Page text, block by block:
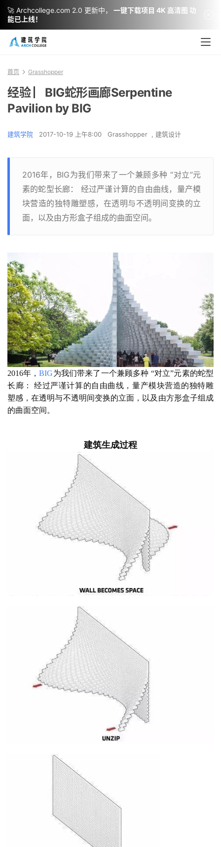
首页 Grasshopper
经验 ▏BIG蛇形画廊Serpentine
Pavilion by BIG
建筑学院 2017-10-19 上午8:00 Grasshopper , 建筑设计
2016年，BIG为我们带来了一个兼顾多种 “对立”元
素的蛇型长廊： 经过严谨计算的自由曲线，量产模
块营造的独特雕塑感，在透明与不透明间变换的立
面，以及由方形盒子组成的曲面空间。
2016年，BIG为我们带来了一个兼顾多种 “对立”元素的蛇型
长廊： 经过严谨计算的自由曲线，量产模块营造的独特雕
塑感，在透明与不透明间变换的立面，以及由方形盒子组成
的曲面空间。
建筑生成过程
🚀 Archcollege.com 2.0 更新中，
一键下载项目 4K 高清图 功
能已上线！